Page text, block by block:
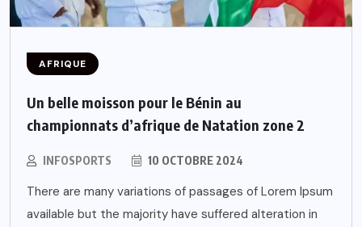
AFRIQUE
Un belle moisson pour le Bénin au
championnats d’afrique de Natation zone 2
INFOSPORTS 10 OCTOBRE 2024
There are many variations of passages of Lorem Ipsum
available but the majority have suffered alteration in